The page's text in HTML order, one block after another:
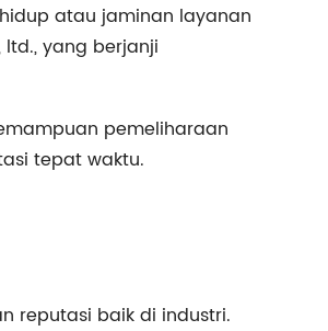
atau jaminan layanan
yang berjanji
pemeliharaan
tepat waktu.
reputasi baik di industri.